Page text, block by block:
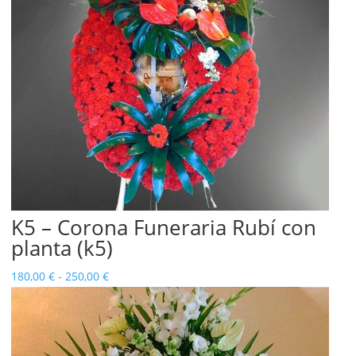
K5 – Corona Funeraria Rubí con
planta (k5)
180,00 € - 250,00 €Rango
de
precios:
desde